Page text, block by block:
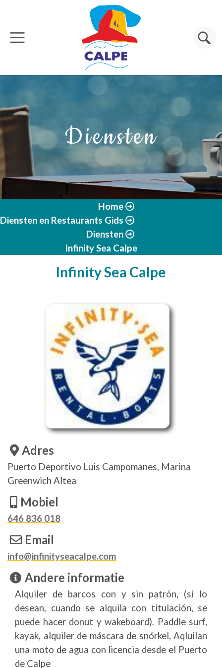
Overslaan en naar de inhoud gaan
Zoeken
Diensten
Home
Diensten en Restaurants Gids
Diensten
Infinity Sea Calpe
Infinity Sea Calpe
Adres
Puerto Deportivo Luis Campomanes, Marina
Greenwich Altea
Mobiel
646 836 018
Email
info@infinityseacalpe.com
Andere informatie
Alquiler de barcos con y sin patrón, (si lo
desean, cuando se alquila con titulación, se
puede hacer donut y wakeboard). Paddle surf,
kayak, alquiler de máscara de snórkel, Aqluilan
una moto de agua con licencia desde el Puerto
de Calpe